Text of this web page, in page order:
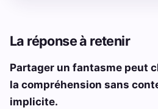
La réponse à retenir
Partager un fantasme peut
la compréhension sans
implicite.